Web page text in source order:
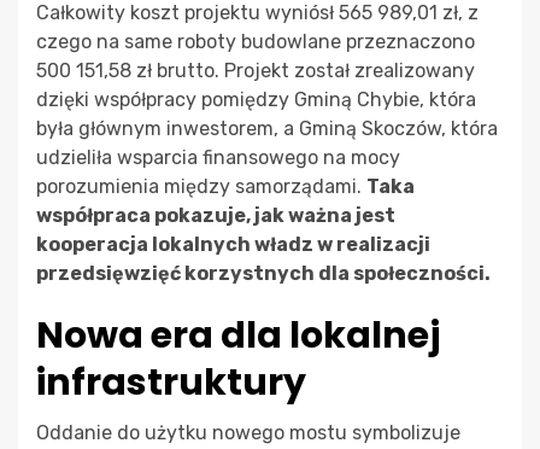
Całkowity koszt projektu wyniósł 565 989,01 zł, z
czego na same roboty budowlane przeznaczono
500 151,58 zł brutto. Projekt został zrealizowany
dzięki współpracy pomiędzy Gminą Chybie, która
była głównym inwestorem, a Gminą Skoczów, która
udzieliła wsparcia finansowego na mocy
porozumienia między samorządami. Taka
współpraca pokazuje, jak ważna jest
kooperacja lokalnych władz w realizacji
przedsięwzięć korzystnych dla społeczności.
Nowa era dla lokalnej
infrastruktury
Oddanie do użytku nowego mostu symbolizuje